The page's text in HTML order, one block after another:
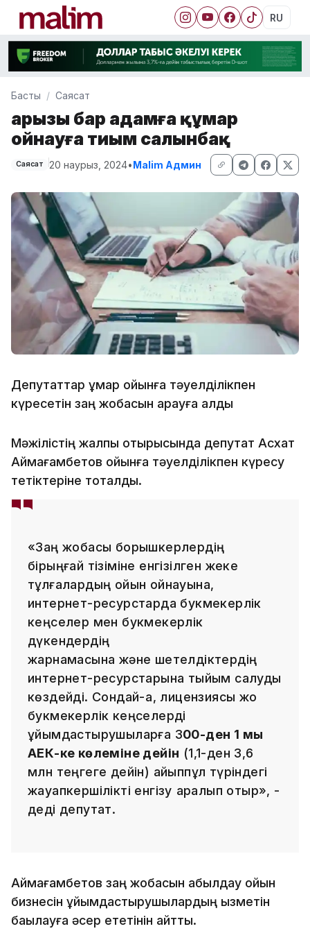
RU
Басты Саясат
Қарызы бар адамға құмар
ойнауға тиым салынбақ
Саясат 20 наурыз, 2024•Malim Админ
Депутаттар құмар ойынға тәуелділікпен
күресетін заң жобасын қарауға алды
Мәжілістің жалпы отырысында депутат Асхат
Аймағамбетов ойынға тәуелділікпен күресу
тетіктеріне тоқталды.
«Заң жобасы борышкерлердің
бірыңғай тізіміне енгізілген жеке
тұлғалардың ойын ойнауына,
интернет-ресурстарда букмекерлік
кеңселер мен букмекерлік
дүкендердің
жарнамасына және шетелдіктердің
интернет-ресурстарына тыйым салуды
көздейді. Сондай-ақ, лицензиясы жоқ
букмекерлік кеңселерді
ұйымдастырушыларға 300-ден 1 мың
АЕК-ке көлеміне дейін (1,1-ден 3,6
млн теңгеге дейін) айыппұл түріндегі
жауапкершілікті енгізу қаралып отыр», -
деді депутат.
Аймағамбетов заң жобасын қабылдау ойын
бизнесін ұйымдастырушылардың қызметін
бақылауға әсер ететінін айтты.